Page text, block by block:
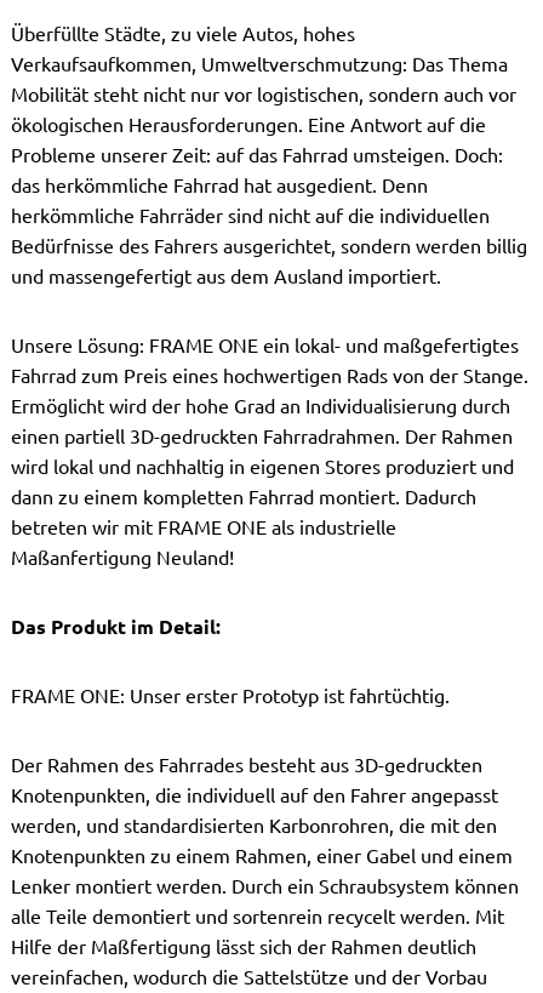
Überfüllte Städte, zu viele Autos, hohes
Verkaufsaufkommen, Umweltverschmutzung: Das Thema
Mobilität steht nicht nur vor logistischen, sondern auch vor
ökologischen Herausforderungen. Eine Antwort auf die
Probleme unserer Zeit: auf das Fahrrad umsteigen. Doch:
das herkömmliche Fahrrad hat ausgedient. Denn
herkömmliche Fahrräder sind nicht auf die individuellen
Bedürfnisse des Fahrers ausgerichtet, sondern werden billig
und massengefertigt aus dem Ausland importiert.
Unsere Lösung: FRAME ONE ein lokal- und maßgefertigtes
Fahrrad zum Preis eines hochwertigen Rads von der Stange.
Ermöglicht wird der hohe Grad an Individualisierung durch
einen partiell 3D-gedruckten Fahrradrahmen. Der Rahmen
wird lokal und nachhaltig in eigenen Stores produziert und
dann zu einem kompletten Fahrrad montiert. Dadurch
betreten wir mit FRAME ONE als industrielle
Maßanfertigung Neuland!
Das Produkt im Detail:
FRAME ONE: Unser erster Prototyp ist fahrtüchtig.
Der Rahmen des Fahrrades besteht aus 3D-gedruckten
Knotenpunkten, die individuell auf den Fahrer angepasst
werden, und standardisierten Karbonrohren, die mit den
Knotenpunkten zu einem Rahmen, einer Gabel und einem
Lenker montiert werden. Durch ein Schraubsystem können
alle Teile demontiert und sortenrein recycelt werden. Mit
Hilfe der Maßfertigung lässt sich der Rahmen deutlich
vereinfachen, wodurch die Sattelstütze und der Vorbau